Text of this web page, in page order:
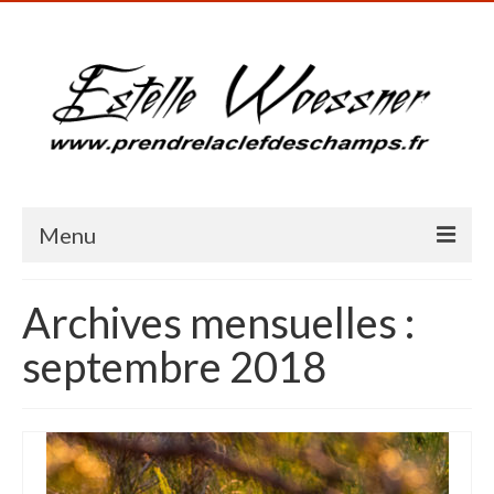
Menu
Présentation
Galerie photos
Blog
Milieux humides
Archives mensuelles :
septembre 2018